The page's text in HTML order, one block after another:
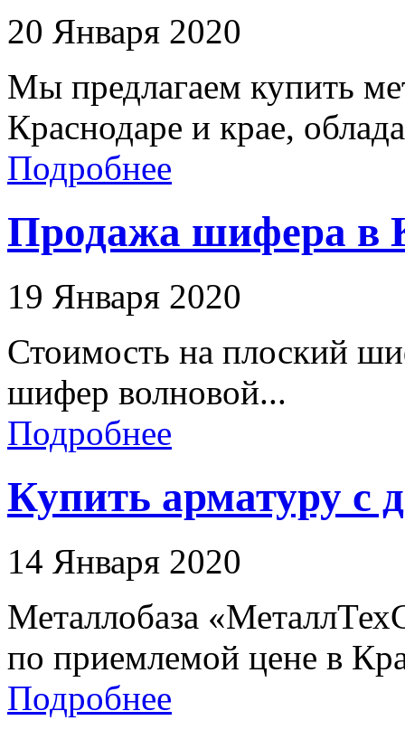
20 Января 2020
Мы предлагаем купить
Краснодаре и крае,
Подробнее
Продажа шифера в
19 Января 2020
Стоимость на плоский
шифер волновой...
Подробнее
Купить арматуру с
14 Января 2020
Металлобаза
по приемлемой цене в
Подробнее